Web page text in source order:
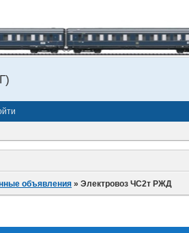
объявления »Электровоз ЧС2т РЖД